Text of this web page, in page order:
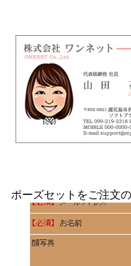
ポーズセットをご注文